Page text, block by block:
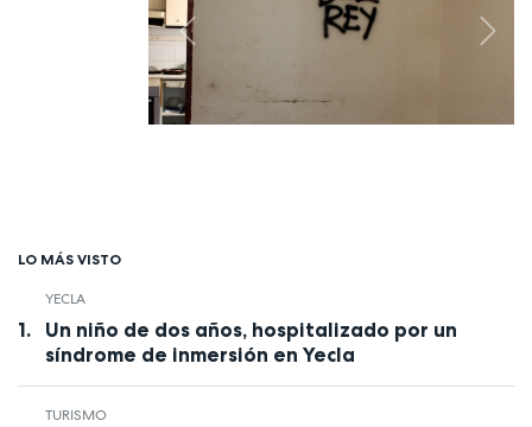
Previous Next
LO MÁS VISTO
YECLA
Un niño de dos años, hospitalizado por un
síndrome de inmersión en Yecla
TURISMO